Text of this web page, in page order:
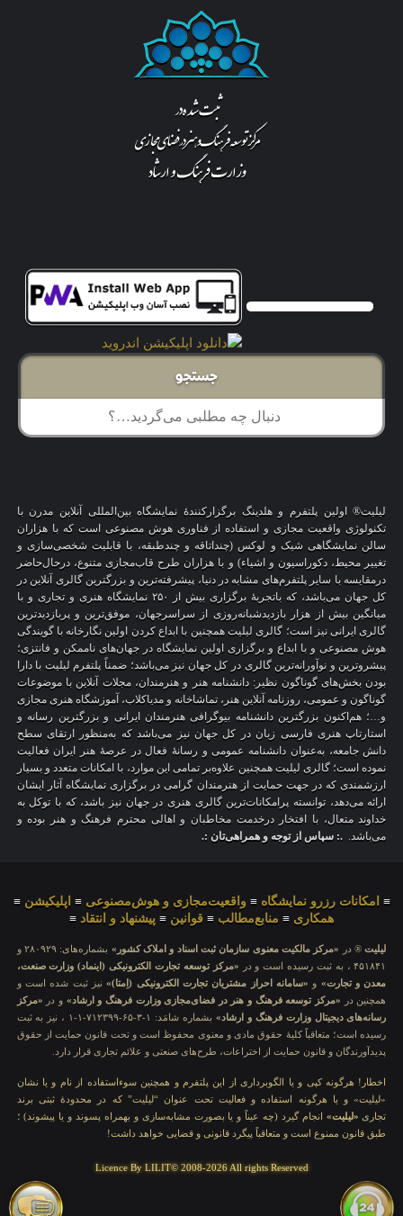
جستجو
لیلیت® اولین پلتفرم و هلدینگ برگزارکنندهٔ نمایشگاه بین‌المللی آنلاین مدرن با
تکنولوژی واقعیت مجازی و استفاده از فناوری هوش مصنوعی است که با هزاران
سالن نمایشگاهی شیک و لوکس (چنداتاقه و چندطبقه، با قابلیت شخصی‌سازی و
تغییر محیط، دکوراسیون و اشیاء) و با هزاران طرح قاب‌مجازی متنوع، درحال‌حاضر
درمقایسه با سایر پلتفرم‌های مشابه در دنیا، پیشرفته‌ترین و بزرگترین گالری آنلاین در
کل جهان می‌باشد، که باتجربهٔ برگزاری بیش از ۲۵۰ نمایشگاه هنری و تجاری و با
میانگین بیش از هزار بازدیدشبانه‌روزی از سراسرجهان، موفق‌ترین و پربازدیدترین
گالری ایرانی نیز است؛ گالری لیلیت همچنین با ابداع کردن اولین نگارخانه با گویندگی
هوش مصنوعی و با ابداع و برگزاری اولین نمایشگاه در جهان‌های ناممکن و فانتزی؛
پیشروترین و نوآورانه‌ترین گالری در کل جهان نیز می‌باشد؛ ضمناً پلتفرم لیلیت با دارا
بودن بخش‌های گوناگون نظیر: دانشنامه هنر و هنرمندان، مجلات آنلاین با موضوعات
گوناگون و عمومی، روزنامه آنلاین هنر، تماشاخانه و مدیاکلاب، آموزشگاه هنری مجازی
و…؛ هم‌اکنون بزرگترین دانشنامه بیوگرافی هنرمندان ایرانی و بزرگترین رسانه و
استارتاپ هنری فارسی زبان در کل جهان نیز می‌باشد که به‌منظور ارتقای سطح
دانش جامعه، به‌عنوان دانشنامه عمومی و رسانهٔ فعال در عرصهٔ هنر ایران فعالیت
نموده است؛ گالری لیلیت همچنین علاوه‌بر تمامی این موارد، با امکانات متعدد و بسیار
ارزشمندی که در جهت حمایت از هنرمندان گرامی در برگزاری نمایشگاه آثار ایشان
ارائه می‌دهد، توانسته پرامکانات‌ترین گالری هنری در جهان نیز باشد، که با توکل به
خداوند متعال، با افتخار درخدمت مخاطبان و اهالی محترم فرهنگ و هنر بوده و
می‌باشد. .: سپاس از توجه و همراهی‌تان :.
≡ امکانات رزرو نمایشگاه ≡واقعیت‌مجازی و هوش‌مصنوعی ≡ اپلیکیشن ≡
همکاری ≡ منابع‌مطالب ≡ قوانین ≡ پیشنهاد و انتقاد ≡
لیلیت® در «مرکز مالکیت معنوی سازمان ثبت اسناد و املاک کشور»
بشماره‌های: ۲۸۰۹۲۹ و
۴۵۱۸۴۱ ، به ثبت رسیده است و در
«مرکز توسعه تجارت الکترونیکی (اینماد) وزارت صنعت،
معدن و تجارت» و «سامانه احراز مشتریان تجارت الکترونیکی (اِمتا)»نیز ثبت شده است و
همچنین در
«مرکز توسعه فرهنگ و هنر در فضای‌مجازی وزارت فرهنگ و ارشاد» و در «مرکز
رسانه‌های دیجیتال وزارت فرهنگ و ارشاد»
بشماره شامَد: ۱-۳-۶۵-۷۱۲۳۹۹-۱-۱ ، نیز به ثبت
رسیده است؛ متعاقباً کلیهٔ حقوق مادی و معنوی محفوظ است و تحت قانون حمایت از حقوق
پدیدآورندگان و قانون حمایت از اختراعات، طرح‌های صنعتی و علائم تجاری قرار دارد.
اخطار! هرگونه کپی و یا الگوبرداری از این پلتفرم و همچنین سوءاستفاده از نام و یا نشان
«لیلیت» و یا هرگونه استفاده و فعالیت تحت عنوان “لیلیت” که در محدودهٔ ثبتی برند
تجاری «لیلیت» انجام گیرد (چه عیناً و یا بصورت مشابه‌سازی و بهمراه پسوند و یا پیشوند) ؛
طبق قانون ممنوع است و متعاقباً پیگرد قانونی و قضایی خواهد داشت!
Licence By LILIT© 2008-2026 All rights Reserved